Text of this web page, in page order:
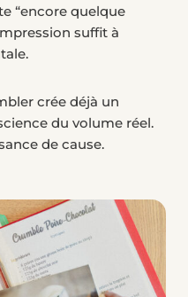
“encore quelque
suffit à
crée déjà un
du volume réel.
de cause.